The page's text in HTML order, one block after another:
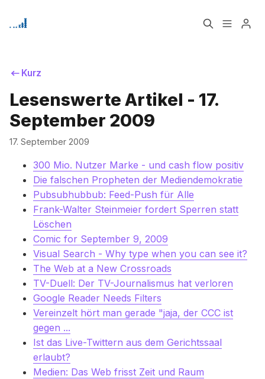
Home
Bitte geben Sie mindestens 3 Zeichen ein
Kurz
Lesenswerte Artikel - 17.
September 2009
17. September 2009
300 Mio. Nutzer Marke - und cash flow positiv
Die falschen Propheten der Mediendemokratie
Pubsubhubbub: Feed-Push für Alle
Frank-Walter Steinmeier fordert Sperren statt
Löschen
Comic for September 9, 2009
Visual Search - Why type when you can see it?
The Web at a New Crossroads
TV-Duell: Der TV-Journalismus hat verloren
Google Reader Needs Filters
Vereinzelt hört man gerade "jaja, der CCC ist
gegen ...
Ist das Live-Twittern aus dem Gerichtssaal
erlaubt?
Medien: Das Web frisst Zeit und Raum